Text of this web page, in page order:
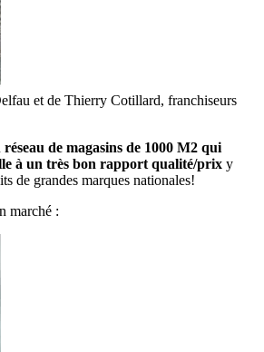
et de Thierry Cotillard, franchiseurs
réseau de magasins de 1000 M2 qui
à un très bon rapport qualité/prix y
de grandes marques nationales!
marché :